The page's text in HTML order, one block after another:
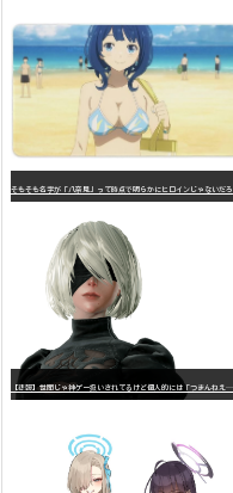
そもそも名字が「八奈見」って時点で明らかにヒロインじゃないだろ